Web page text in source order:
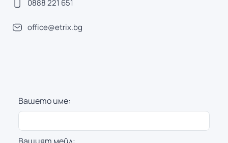
0888 221 651
office@etrix.bg
Вашето име: